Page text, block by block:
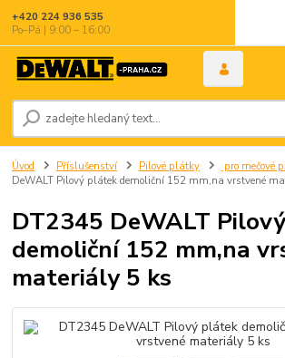
+420 224 936 535
Po–Pá | 9:00 – 16:00
Úvod Příslušenství Pilové plátky pro mečové
DeWALT Pilový plátek demoliční 152 mm,na vrstvené
DT2345 DeWALT
demoliční 152 mm,na
materiály 5 ks